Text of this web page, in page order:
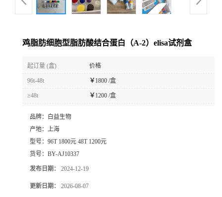
鸡脂肪细胞型脂肪酸结合蛋白（A-2）elisa试剂盒
起订量 (盒) 价格
96t-48t ￥ 1800 /盒
≥48t ￥ 1200 /盒
品牌：
白益生物
产地： 上海
型号： 96T 1800元 48T 1200元
货号： BY-AJ10337
发布日期： 2024-12-19
更新日期： 2026-08-07